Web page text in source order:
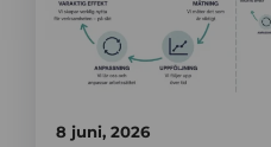
8 juni, 2026